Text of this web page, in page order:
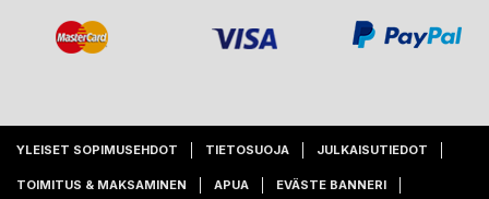
YLEISET SOPIMUSEHDOT TIETOSUOJA JULKAISUTIEDOT
TOIMITUS & MAKSAMINEN APUA EVÄSTE BANNERI